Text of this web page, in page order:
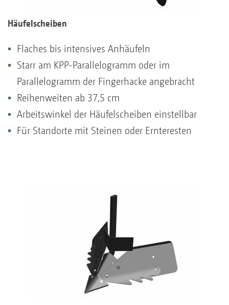
Häufelscheiben
Flaches bis intensives Anhäufeln
Starr am KPP-Parallelogramm oder im
Parallelogramm der Fingerhacke angebracht
Reihenweiten ab 37,5 cm
Arbeitswinkel der Häufelscheiben einstellbar
Für Standorte mit Steinen oder Ernteresten